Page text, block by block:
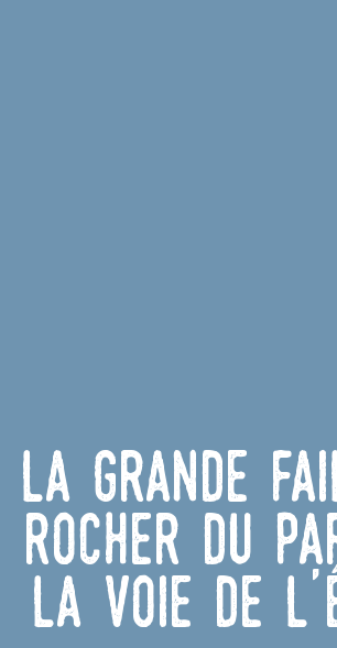
La grande
rocher du
la voie de